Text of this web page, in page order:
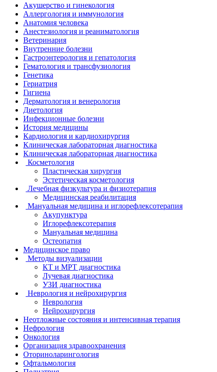
Акушерство и гинекология
Аллергология и иммунология
Анатомия человека
Анестезиология и реаниматология
Ветеринария
Внутренние болезни
Гастроэнтерология и гепатология
Гематология и трансфузиология
Генетика
Гериатрия
Гигиена
Дерматология и венерология
Диетология
Инфекционные болезни
История медицины
Кардиология и кардиохирургия
Клиническая лабораторная диагностика
Клиническая лабораторная диагностика
Косметология
Пластическая хирургия
Эстетическая косметология
Лечебная физкультура и физиотерапия
Медицинская реабилитация
Мануальная медицина и иглорефлексотерапия
Акупунктура
Иглорефлексотерапия
Мануальная медицина
Остеопатия
Медицинское право
Методы визуализации
КТ и МРТ диагностика
Лучевая диагностика
УЗИ диагностика
Неврология и нейрохирургия
Неврология
Нейрохирургия
Неотложные состояния и интенсивная терапия
Нефрология
Онкология
Организация здравоохранения
Оториноларингология
Офтальмология